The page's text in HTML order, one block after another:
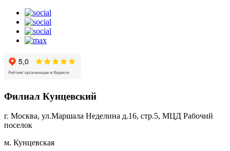
Филиал Кунцевский
г. Москва, ул.Маршала Неделина д.16, стр.5, МЦД Рабочий
поселок
м. Кунцевская